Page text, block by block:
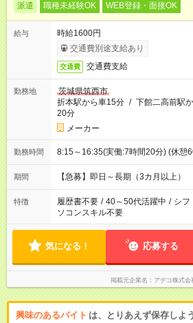
派遣 職種未経験OK WEB登録・面接OK
給与
時給1600円
交通費別途支給あり
交通費 交通費支給
勤務地
茨城県筑西市
折本駅から車15分 / 下館二高前駅
20分
メーカー
勤務時間 8:15～16:35(実働:7時間20分) (休憩
期間 【急募】即日～長期（3カ月以上）
特徴 履歴書不要 / 40～50代活躍中 / シフ
ソコンスキル不要
気になる！ 応募する
掲載元企業名 アデコ株式会
興味のあるバイト は、とりあえず保存しよ